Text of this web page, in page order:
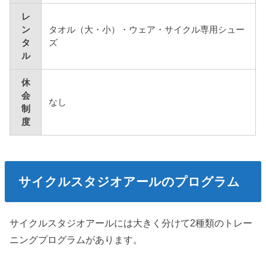
レ
ン
タ
ル
タオル（大・小）・ウェア・サイクル専用シュー
ズ
休
会
制
度
なし
サイクルスタジオアールのプログラム
サイクルスタジオアールには大きく分けて2種類のトレー
ニングプログラムがあります。